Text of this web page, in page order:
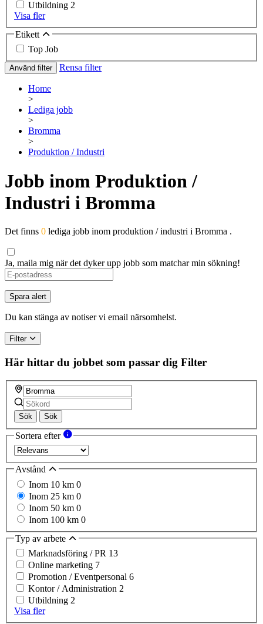
Utbildning 2
Visa fler
Etikett
Top Job
Använd filter Rensa filter
Home
>
Lediga jobb
>
Bromma
>
Produktion / Industri
Jobb inom Produktion /
Industri i Bromma
Det finns 0 lediga jobb inom produktion / industri i Bromma .
Ja, maila mig när det dyker upp jobb som matchar min sökning!
Spara alert
Du kan stänga av notiser vi email närsomhelst.
Filter
Här hittar du jobbet som passar dig Filter
Sök Sök
Sortera efter
Avstånd
Inom 10 km 0
Inom 25 km 0
Inom 50 km 0
Inom 100 km 0
Typ av arbete
Marknadsföring / PR 13
Online marketing 7
Promotion / Eventpersonal 6
Kontor / Administration 2
Utbildning 2
Visa fler